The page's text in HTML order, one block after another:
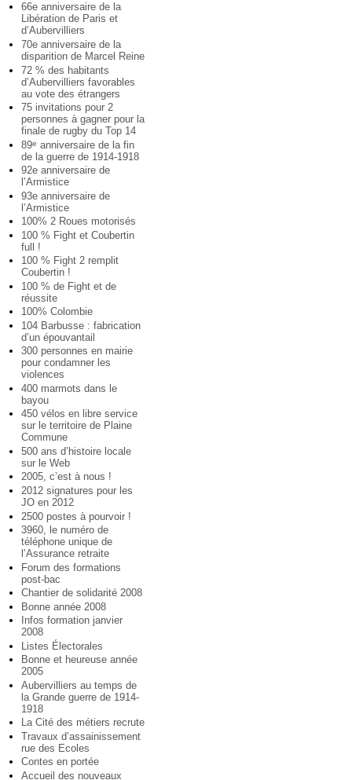
66e anniversaire de la
Libération de Paris et
d’Aubervilliers
70e anniversaire de la
disparition de Marcel Reine
72 % des habitants
d’Aubervilliers favorables
au vote des étrangers
75 invitations pour 2
personnes à gagner pour la
finale de rugby du Top 14
89e anniversaire de la fin
de la guerre de 1914-1918
92e anniversaire de
l’Armistice
93e anniversaire de
l’Armistice
100% 2 Roues motorisés
100 % Fight et Coubertin
full !
100 % Fight 2 remplit
Coubertin !
100 % de Fight et de
réussite
100% Colombie
104 Barbusse : fabrication
d’un épouvantail
300 personnes en mairie
pour condamner les
violences
400 marmots dans le
bayou
450 vélos en libre service
sur le territoire de Plaine
Commune
500 ans d’histoire locale
sur le Web
2005, c’est à nous !
2012 signatures pour les
JO en 2012
2500 postes à pourvoir !
3960, le numéro de
téléphone unique de
l’Assurance retraite
Forum des formations
post-bac
Chantier de solidarité 2008
Bonne année 2008
Infos formation janvier
2008
Listes Électorales
Bonne et heureuse année
2005
Aubervilliers au temps de
la Grande guerre de 1914-
1918
La Cité des métiers recrute
Travaux d’assainissement
rue des Ecoles
Contes en portée
Accueil des nouveaux